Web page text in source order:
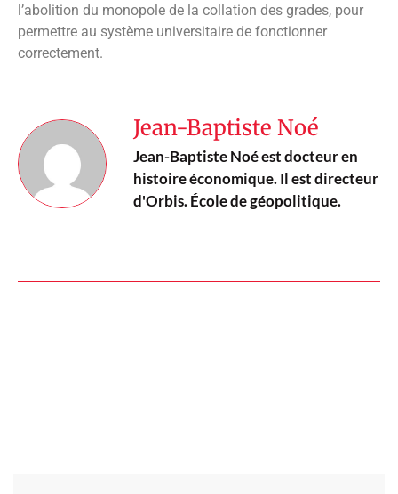
l’abolition du monopole de la collation des grades, pour
permettre au système universitaire de fonctionner
correctement.
Jean-Baptiste Noé
Jean-Baptiste Noé est docteur en
histoire économique. Il est directeur
d'Orbis. École de géopolitique.